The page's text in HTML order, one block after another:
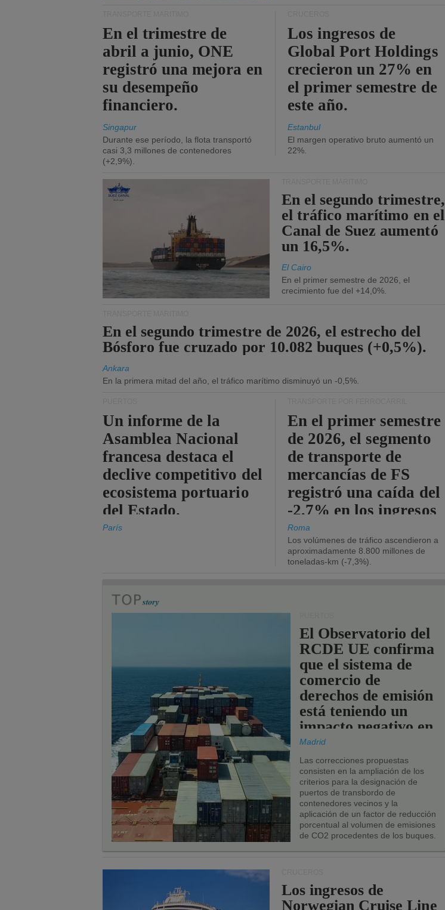
En el trimestre de
abril a junio, ONE
registró una mejora en
su desempeño
financiero.
Singapur
Durante ese período, la flota transportó
casi 3,3 millones de contenedores
(+2,9%).
Los ingresos de
Global Port Holdings
crecieron un 27% en
el primer semestre de
este año.
Estanbul
El margen operativo bruto aumentó un
22%.
En el segundo trimestre,
el tráfico marítimo en el
Canal de Suez aumentó
un 16,5%.
El Cairo
En el primer semestre de 2026, el
crecimiento fue del +14,0%.
En el segundo trimestre de 2026, el estrecho del
Bósforo fue cruzado por 10.082 buques (+0,5%).
Ankara
En la primera mitad del año, el tráfico marítimo disminuyó un -0,5%.
Un informe de la
Asamblea Nacional
francesa destaca el
declive competitivo del
ecosistema portuario
del Estado.
París
En el primer semestre
de 2026, el segmento
de transporte de
mercancías de FS
registró una caída del
-2,7% en los ingresos
operativos.
Roma
Los volúmenes de tráfico ascendieron a
aproximadamente 8.800 millones de
toneladas-km (-7,3%).
El Observatorio del
RCDE UE confirma
que el sistema de
comercio de
derechos de emisión
está teniendo un
impacto negativo en
los puertos de la
UE.
Madrid
Las correcciones propuestas
consisten en la ampliación de los
criterios para la designación de
puertos de transbordo de
contenedores vecinos y la
aplicación de un factor de reducción
porcentual al volumen de emisiones
de CO2 procedentes de los buques.
Los ingresos de
Norwegian Cruise Line